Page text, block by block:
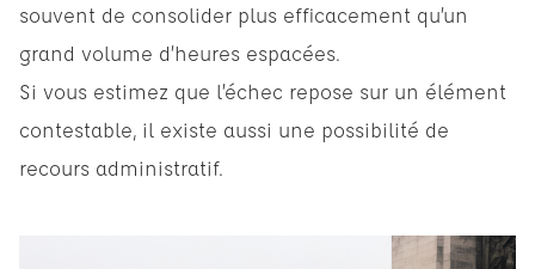
souvent de consolider plus efficacement qu’un
grand volume d’heures espacées.
Si vous estimez que l’échec repose sur un élément
contestable, il existe aussi une possibilité de
recours administratif.